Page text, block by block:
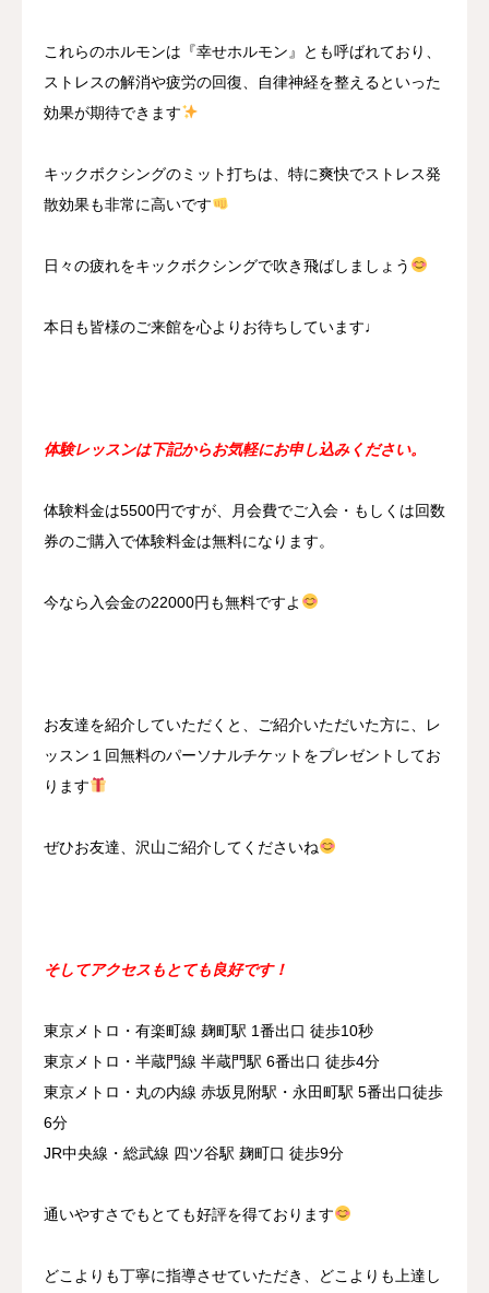
これらのホルモンは『幸せホルモン』とも呼ばれており、
ストレスの解消や疲労の回復、自律神経を整えるといった
効果が期待できます
キックボクシングのミット打ちは、特に爽快でストレス発
散効果も非常に高いです
日々の疲れをキックボクシングで吹き飛ばしましょう
本日も皆様のご来館を心よりお待ちしています♩
体験レッスンは下記からお気軽にお申し込みください。
体験料金は5500円ですが、月会費でご入会・もしくは回数
券のご購入で体験料金は無料になります。
今なら入会金の22000円も無料ですよ
お友達を紹介していただくと、ご紹介いただいた方に、レ
ッスン１回無料のパーソナルチケットをプレゼントしてお
ります
ぜひお友達、沢山ご紹介してくださいね
そしてアクセスもとても良好です！
東京メトロ・有楽町線 麹町駅 1番出口 徒歩10秒
東京メトロ・半蔵門線 半蔵門駅 6番出口 徒歩4分
東京メトロ・丸の内線 赤坂見附駅・永田町駅 5番出口徒歩
6分
JR中央線・総武線 四ツ谷駅 麹町口 徒歩9分
通いやすさでもとても好評を得ております
どこよりも丁寧に指導させていただき、どこよりも上達し